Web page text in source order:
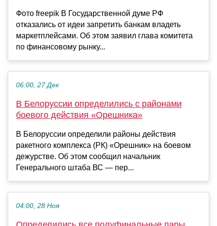
Фото freepik В Государственной думе РФ
отказались от идеи запретить банкам владеть
маркетплейсами. Об этом заявил глава комитета
по финансовому рынку...
06:00, 27 Дек
В Белоруссии определились с районами
боевого действия «Орешника»
В Белоруссии определили районы действия
ракетного комплекса (РК) «Орешник» на боевом
дежурстве. Об этом сообщил начальник
Генерального штаба ВС — пер...
04:00, 28 Ноя